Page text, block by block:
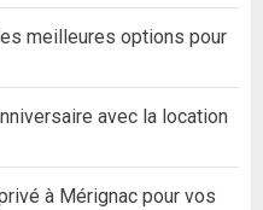
meilleures options pour
avec la location
à Mérignac pour vos